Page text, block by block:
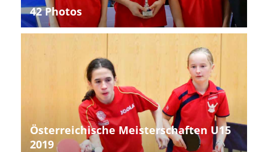
42 Photos
Österreichische Meisterschaften U15
2019